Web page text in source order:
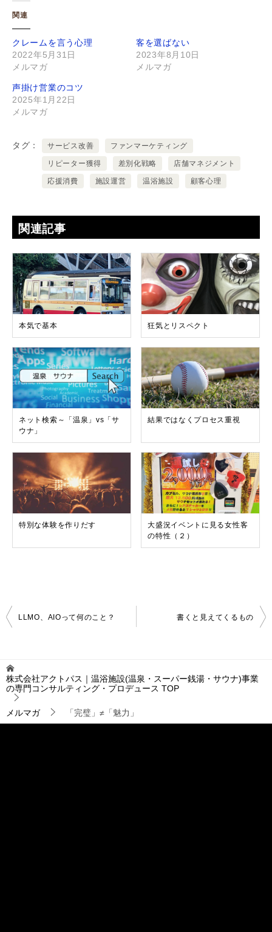
関連
クレームを言う心理
2022年5月31日
メルマガ
客を選ばない
2023年8月10日
メルマガ
声掛け営業のコツ
2025年1月22日
メルマガ
タグ サービス改善 ファンマーケティング
リピーター獲得 差別化戦略 店舗マネジメント
応援消費 施設運営 温浴施設 顧客心理
関連記事
本気で基本 狂気とリスペクト
ネット検索～「温泉」vs「サ
ウナ」
結果ではなくプロセス重視
特別な体験を作りだす
大盛況イベントに見る女性客
の特性（２）
投
稿
ゲ
ー
シ
ョ
ン
LLMO、AIOって何のこと？ 書くと見えてくるもの
株式会社アクトパス｜温浴施設(温泉・スーパー銭湯・サウナ)事業
の専門コンサルティング・プロデュース TOP
メルマガ 「完璧」≠「魅力」